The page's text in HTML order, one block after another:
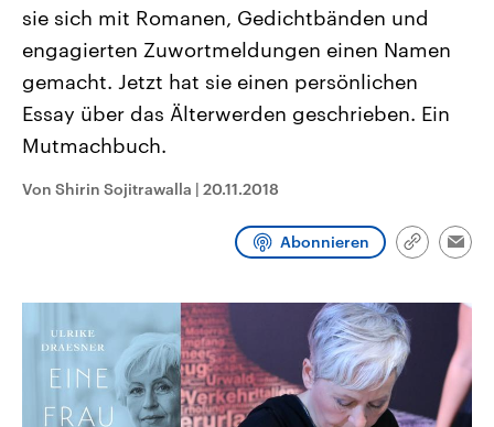
Landtagswahl Sachsen-Anhalt
2026
Alle Informationen
Sachsen-Anhalt wählt am 6.
September 2026 einen neuen
Landtag. Seit 2021 wird das
Bundesland von einer Koalition aus
Umfragen, Prognosen,
und Hintergründe zu den Parteien
und Kandidaten der anstehenden
USA
Aktuelle Beiträge,
Hintergründe
Wirtschaftlich und
gehören die Vereinigten
den mächtigsten Ländern
mit großem Einfluss auf
Sendungen Programm
sie sich mit Romanen, Gedichtbänden und
engagierten Zuwortmeldungen einen Namen
gemacht. Jetzt hat sie einen persönlichen
Essay über das Älterwerden geschrieben. Ein
Mutmachbuch.
Von Shirin Sojitrawalla | 20.11.2018
Abonnieren
Link